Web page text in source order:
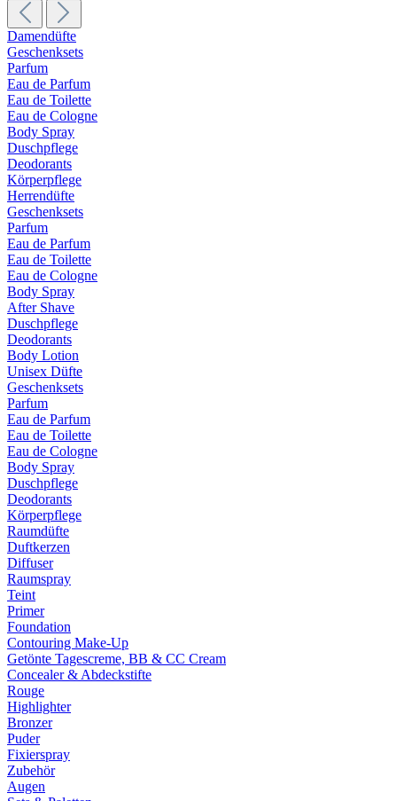
Damendüfte
Geschenksets
Parfum
Eau de Parfum
Eau de Toilette
Eau de Cologne
Body Spray
Duschpflege
Deodorants
Körperpflege
Herrendüfte
Geschenksets
Parfum
Eau de Parfum
Eau de Toilette
Eau de Cologne
Body Spray
After Shave
Duschpflege
Deodorants
Body Lotion
Unisex Düfte
Geschenksets
Parfum
Eau de Parfum
Eau de Toilette
Eau de Cologne
Body Spray
Duschpflege
Deodorants
Körperpflege
Raumdüfte
Duftkerzen
Diffuser
Raumspray
Teint
Primer
Foundation
Contouring Make-Up
Getönte Tagescreme, BB & CC Cream
Concealer & Abdeckstifte
Rouge
Highlighter
Bronzer
Puder
Fixierspray
Zubehör
Augen